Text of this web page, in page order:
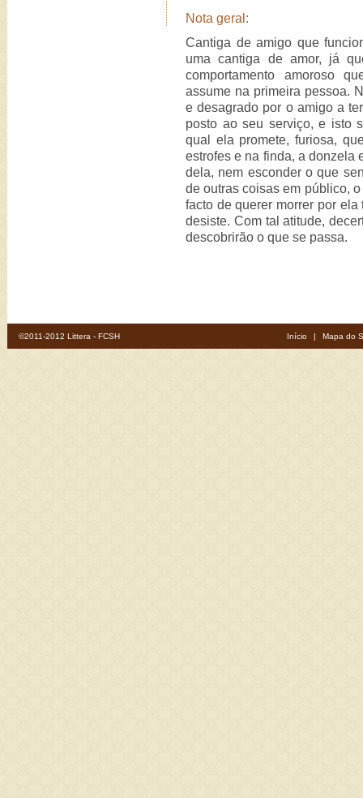
Nota geral:
Cantiga de amigo que
uma cantiga de amor, já
comportamento amoroso
assume na primeira pessoa.
e desagrado por o amigo a
posto ao seu serviço, e isto
qual ela promete, furiosa,
estrofes e na finda, a donzela
dela, nem esconder o que
de outras coisas em público,
facto de querer morrer por
desiste. Com tal atitude,
descobrirão o que se passa.
©2011-2012 Littera - FCSH Início | Mapa do